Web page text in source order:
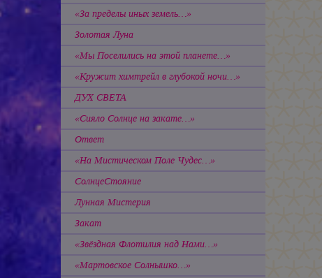
«За пределы иных земель…»
Золотая Луна
«Мы Поселились на этой планете…»
«Кружит химтрейл в глубокой ночи…»
ДУХ СВЕТА
«Сияло Солнце на закате…»
Ответ
«На Мистическом Поле Чудес…»
СолнцеСтояние
Лунная Мистерия
Закат
«Звёздная Флотилия над Нами…»
«Мартовское Солнышко…»